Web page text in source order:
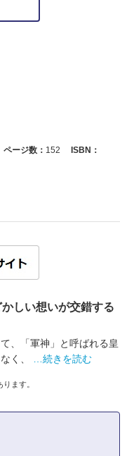
ページ数： 152
ISBN：
しい想いが交錯する
、「軍神」と呼ばれる皇
く、
…続きを読む
ます。